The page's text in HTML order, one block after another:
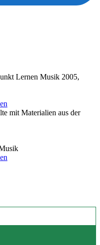
Lernen Musik 2005,
mit Materialien aus der